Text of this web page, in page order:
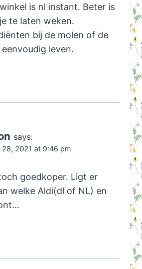
is nl instant. Beter is
te laten weken.
bij de molen of de
leven.
says:
28, 2021 at 9:46 pm
goedkoper. Ligt er
welke Aldi(dl of NL) en